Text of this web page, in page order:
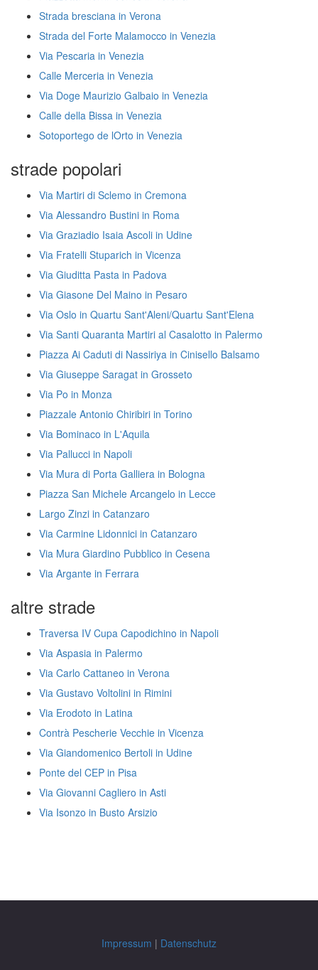
Strada bresciana in Verona
Strada del Forte Malamocco in Venezia
Via Pescaria in Venezia
Calle Merceria in Venezia
Via Doge Maurizio Galbaio in Venezia
Calle della Bissa in Venezia
Sotoportego de lOrto in Venezia
strade popolari
Via Martiri di Sclemo in Cremona
Via Alessandro Bustini in Roma
Via Graziadio Isaia Ascoli in Udine
Via Fratelli Stuparich in Vicenza
Via Giuditta Pasta in Padova
Via Giasone Del Maino in Pesaro
Via Oslo in Quartu Sant'Aleni/Quartu Sant'Elena
Via Santi Quaranta Martiri al Casalotto in Palermo
Piazza Ai Caduti di Nassiriya in Cinisello Balsamo
Via Giuseppe Saragat in Grosseto
Via Po in Monza
Piazzale Antonio Chiribiri in Torino
Via Bominaco in L'Aquila
Via Pallucci in Napoli
Via Mura di Porta Galliera in Bologna
Piazza San Michele Arcangelo in Lecce
Largo Zinzi in Catanzaro
Via Carmine Lidonnici in Catanzaro
Via Mura Giardino Pubblico in Cesena
Via Argante in Ferrara
altre strade
Traversa IV Cupa Capodichino in Napoli
Via Aspasia in Palermo
Via Carlo Cattaneo in Verona
Via Gustavo Voltolini in Rimini
Via Erodoto in Latina
Contrà Pescherie Vecchie in Vicenza
Via Giandomenico Bertoli in Udine
Ponte del CEP in Pisa
Via Giovanni Cagliero in Asti
Via Isonzo in Busto Arsizio
Impressum | Datenschutz